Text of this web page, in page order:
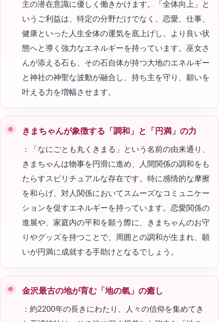
主の潜在意識に優しく働きかけます。「全体向上」と
いうご利益は、特定の分野だけでなく、恋愛、仕事、
健康といった人生全体の運気を底上げし、より良い状
態へと導く強力なエネルギーを持っています。巫女さ
んが添える石も、その石自体が持つ大地のエネルギー
と神社の神聖な波動が融合し、持ち主を守り、願いを
叶える力を増幅させます。
きまちゃんが象徴する「調和」と「円満」の力
：「なにごとも丸くきまる」という名前の由来通り、
きまちゃんは物事を円滑に進め、人間関係の調和をも
たらすスピリチュアルな存在です。特に感情的な摩擦
を和らげ、対人関係においてスムーズなコミュニケー
ションを促すエネルギーを持っています。恋愛関係の
進展や、家庭内の平和を願う際に、きまちゃんのお守
りやグッズを持つことで、周囲との調和が生まれ、願
いが円満に成就する手助けとなるでしょう。
金沢最古の地が育む「地の氣」の癒し
：約2200年の長きにわたり、人々の信仰を集めてき